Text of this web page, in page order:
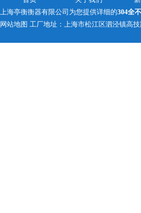
上海亭衡衡器有限公司为您提供详细的304全
网站地图 工厂地址：上海市松江区泗泾镇高技